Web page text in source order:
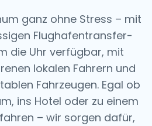
ganz ohne Stress – mit
Flughafentransfer-
die Uhr verfügbar, mit
lokalen Fahrern und
Fahrzeugen. Egal ob
ins Hotel oder zu einem
– wir sorgen dafür,